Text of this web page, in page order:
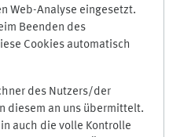
Web-Analyse eingesetzt.
Beenden des
Cookies automatisch
des Nutzers/der
diesem an uns übermittelt.
auch die volle Kontrolle